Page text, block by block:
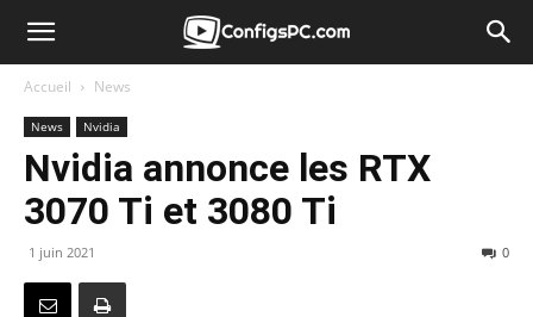
Accueil News
News Nvidia
Nvidia annonce les RTX
3070 Ti et 3080 Ti
1 juin 2021 0